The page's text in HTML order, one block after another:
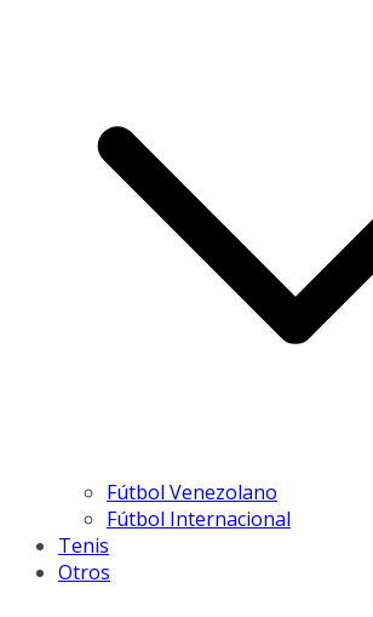
Fútbol Venezolano
Fútbol Internacional
Tenis
Otros